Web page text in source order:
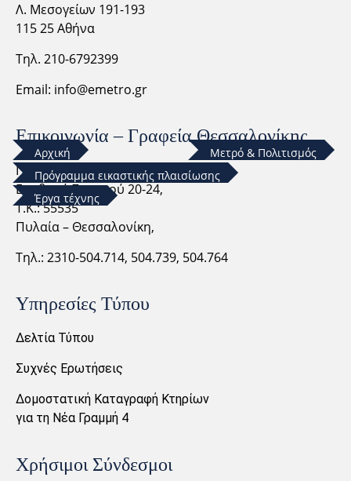
Αρχική
Μετρό & Πολιτισμός
Πρόγραμμα εικαστικής πλαισίωσης
Έργα τέχνης
Λ. Μεσογείων 191-193
115 25 Αθήνα
Τηλ. 210-6792399
Email: info@emetro.gr
Επικοινωνία – Γραφεία Θεσσαλονίκης
Ποσειδώνος 40-60 &
Ερυθρού Σταυρού 20-24,
Τ.Κ.: 55535
Πυλαία – Θεσσαλονίκη,
Τηλ.: 2310-504.714, 504.739, 504.764
Υπηρεσίες Τύπου
Δελτία Τύπου
Συχνές Ερωτήσεις
Δομοστατική Καταγραφή Κτηρίων
για τη Νέα Γραμμή 4
Χρήσιμοι Σύνδεσμοι